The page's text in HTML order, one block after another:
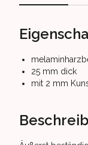
25 mm dick
mit 2 mm